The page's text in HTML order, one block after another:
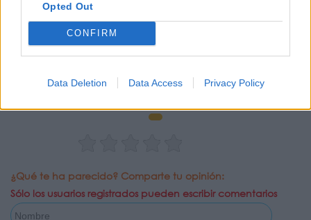
Opted Out
CONFIRM
Data Deletion Data Access Privacy Policy
de Castilla en Buitrago del Lozoya
¿Qué te ha parecido? Comparte tu opinión:
Sólo los usuarios registrados pueden escribir comentarios
0 Valoraciones